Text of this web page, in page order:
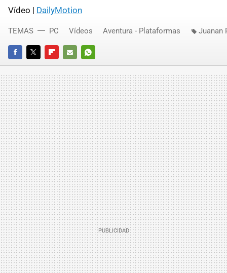
Vídeo | DailyMotion
FACEBOOKTWITTERFLIPBOARD
E-
MAIL
WHATSAPP
TEMAS PC Vídeos Aventura - Plataformas Juanan